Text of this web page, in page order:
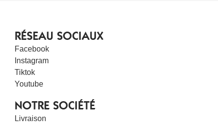
RÉSEAU SOCIAUX
Facebook
Instagram
Tiktok
Youtube
NOTRE SOCIÉTÉ
Livraison